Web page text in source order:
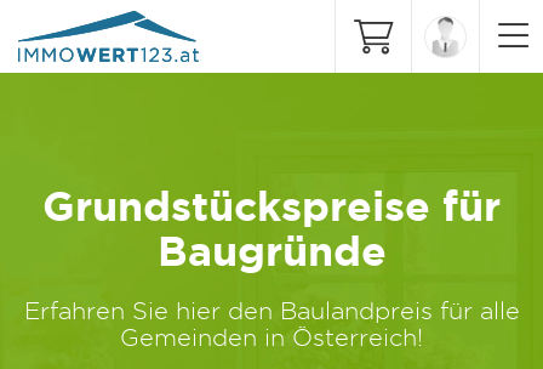
Grundstückspreise für
Baugründe
Erfahren Sie hier den Baulandpreis für alle
Gemeinden in Österreich!